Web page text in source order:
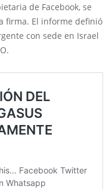
de Facebook, se
firma. El informe definió
con sede en Israel